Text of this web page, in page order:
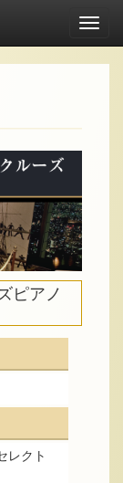
ピアノ
レクト